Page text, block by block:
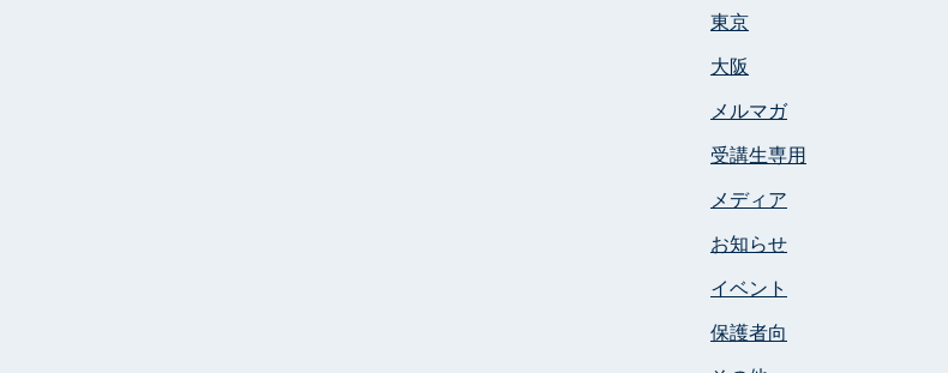
東京
大阪
メルマガ
受講生専用
メディア
お知らせ
イベント
保護者向